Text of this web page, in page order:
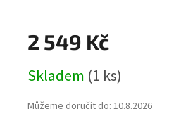
2 549 Kč
cena:
Skladem (1 ks)
Můžeme doručit do: 10.8.2026